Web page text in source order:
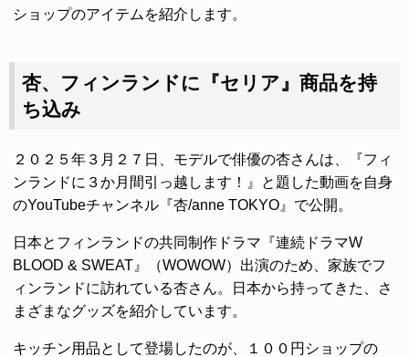
ショップのアイテムを紹介します。
杏、フィンランドに『セリア』商品を持
ち込み
２０２５年３月２７日、モデルで俳優の杏さんは、『フィ
ンランドに３か月間引っ越します！』と題した動画を自身
のYouTubeチャンネル『杏/anne TOKYO』で公開。
日本とフィンランドの共同制作ドラマ『連続ドラマW
BLOOD & SWEAT』（WOWOW）出演のため、家族でフ
ィンランドに訪れている杏さん。日本から持ってきた、さ
まざまなグッズを紹介しています。
キッチン用品として登場したのが、１００円ショップの